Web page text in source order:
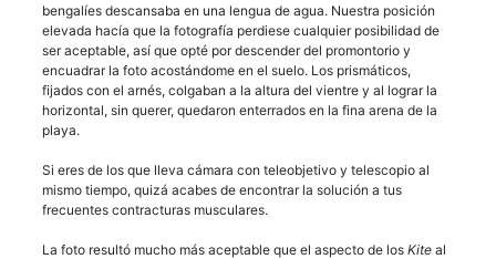
bengalíes descansaba en una lengua de agua. Nuestra posición
elevada hacía que la fotografía perdiese cualquier posibilidad de
ser aceptable, así que opté por descender del promontorio y
encuadrar la foto acostándome en el suelo. Los prismáticos,
fijados con el arnés, colgaban a la altura del vientre y al lograr la
horizontal, sin querer, quedaron enterrados en la fina arena de la
playa.
Si eres de los que lleva cámara con teleobjetivo y telescopio al
mismo tiempo, quizá acabes de encontrar la solución a tus
frecuentes contracturas musculares.
La foto resultó mucho más aceptable que el aspecto de los Kite al